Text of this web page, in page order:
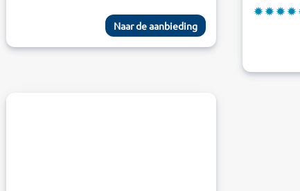
Naar de aanbieding